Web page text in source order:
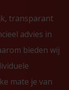
transparant
advies in
bieden wij
mate je van